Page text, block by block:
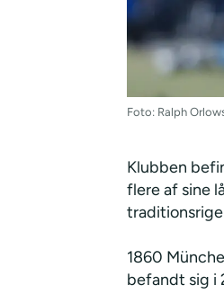
Foto: Ralph
Klubben
flere af sine
1860
befandt sig i